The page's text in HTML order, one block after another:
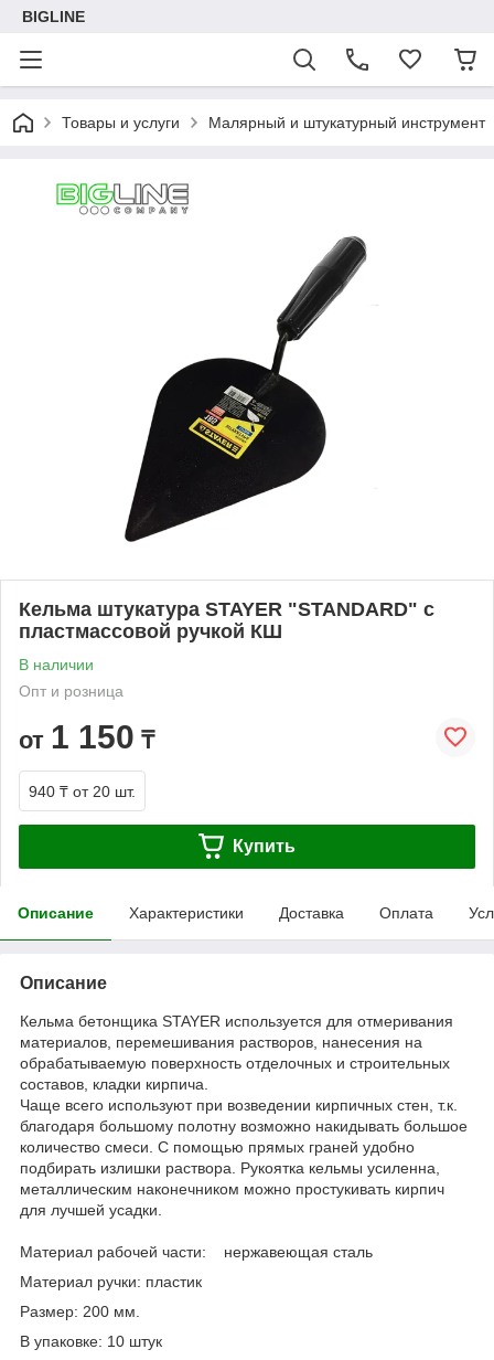
BIGLINE
Товары и услуги Малярный и штукатурный инструмент
Кельма штукатура STAYER "STANDARD" с
пластмассовой ручкой КШ
В наличии
Опт и розница
от 1 150 ₸
940 ₸ от 20 шт.
Купить
Описание Характеристики Доставка Оплата
Описание
Кельма бетонщика STAYER используется для отмеривания
материалов, перемешивания растворов, нанесения на
обрабатываемую поверхность отделочных и строительных
составов, кладки кирпича.
Чаще всего используют при возведении кирпичных стен, т.к.
благодаря большому полотну возможно накидывать большое
количество смеси. С помощью прямых граней удобно
подбирать излишки раствора. Рукоятка кельмы усиленна,
металлическим наконечником можно простукивать кирпич
для лучшей усадки.
Материал рабочей части: нержавеющая сталь
Материал ручки: пластик
Размер: 200 мм.
В упаковке: 10 штук